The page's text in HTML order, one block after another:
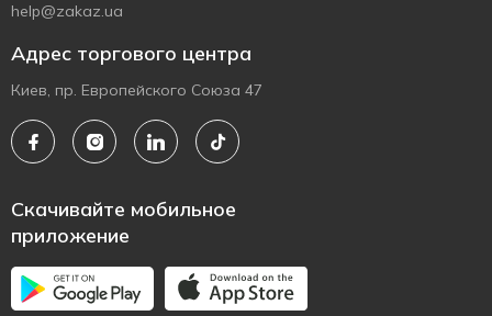
help@zakaz.ua
Адрес торгового центра
Киев, пр. Европейского Союза 47
Скачивайте мобильное
приложение